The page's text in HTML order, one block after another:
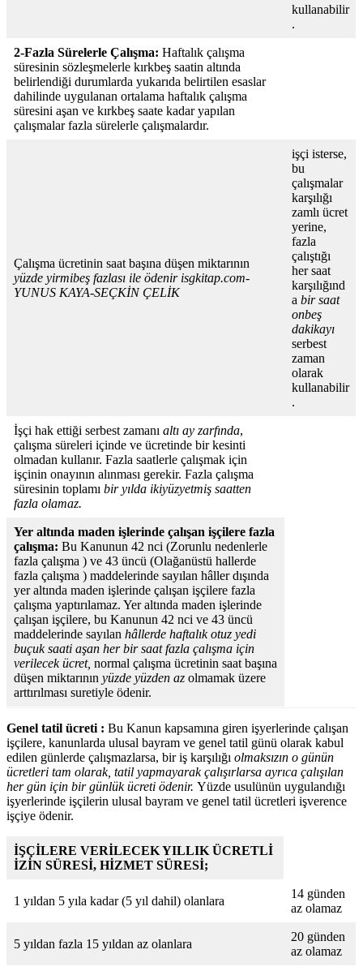
kullanabilir
.
2-Fazla Sürelerle Çalışma: Haftalık çalışma
süresinin sözleşmelerle kırkbeş saatin altında
belirlendiği durumlarda yukarıda belirtilen esaslar
dahilinde uygulanan ortalama haftalık çalışma
süresini aşan ve kırkbeş saate kadar yapılan
çalışmalar fazla sürelerle çalışmalardır.
Çalışma ücretinin saat başına düşen miktarının
yüzde yirmibeş fazlası ile ödenir isgkitap.com-
YUNUS KAYA-SEÇKİN ÇELİK
işçi isterse,
bu
çalışmalar
karşılığı
zamlı ücret
yerine,
fazla
çalıştığı
her saat
karşılığınd
a birsaat
onbeş
dakikayı
serbest
zaman
olarak
kullanabilir
.
İşçi hak ettiği serbest zamanı altı ay zarfında,
çalışma süreleri içinde ve ücretinde bir kesinti
olmadan kullanır. Fazla saatlerle çalışmak için
işçinin onayının alınması gerekir. Fazla çalışma
süresinin toplamı bir yılda ikiyüzyetmiş saatten
fazla olamaz.
Yer altında maden işlerinde çalışan işçilere fazla
çalışma: Bu Kanunun 42 nci (Zorunlu nedenlerle
fazla çalışma ) ve 43 üncü (Olağanüstü hallerde
fazla çalışma ) maddelerinde sayılan hâller dışında
yer altında maden işlerinde çalışan işçilere fazla
çalışma yaptırılamaz. Yer altında maden işlerinde
çalışan işçilere, bu Kanunun 42 nci ve 43 üncü
maddelerinde sayılan hâllerde haftalık otuz yedi
buçuk saati aşan her bir saat fazla çalışma için
verilecek ücret, normal çalışma ücretinin saat başına
düşen miktarının yüzde yüzden az olmamak üzere
arttırılması suretiyle ödenir.
Genel tatil ücreti : Bu Kanun kapsamına giren işyerlerinde çalışan
işçilere, kanunlarda ulusal bayram ve genel tatil günü olarak kabul
edilen günlerde çalışmazlarsa, bir iş karşılığı olmaksızın o günün
ücretleri tam olarak, tatil yapmayarak çalışırlarsa ayrıca çalışılan
her gün için bir günlük ücreti ödenir. Yüzde usulünün uygulandığı
işyerlerinde işçilerin ulusal bayram ve genel tatil ücretleri işverence
işçiye ödenir.
İŞÇİLERE VERİLECEK YILLIK ÜCRETLİ
İZİN SÜRESİ, HİZMET SÜRESİ;
1 yıldan 5 yıla kadar (5 yıl dahil) olanlara
14 günden
az olamaz
5 yıldan fazla 15 yıldan az olanlara
20 günden
az olamaz